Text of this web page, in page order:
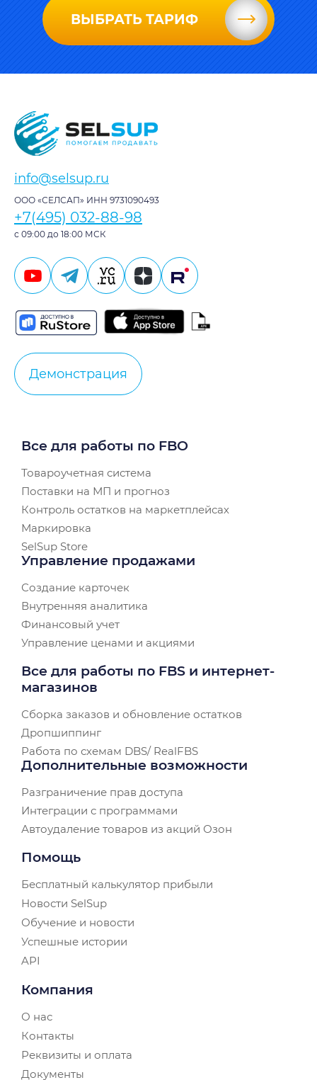
ВЫБРАТЬ ТАРИФ
info@selsup.ru
ООО «СЕЛСАП» ИНН 9731090493
+7(495) 032-88-98
с 09:00 до 18:00 МСК
Демонстрация
Все для работы по FBO
Товароучетная система
Поставки на МП и прогноз
Контроль остатков на маркетплейсах
Маркировка
SelSup Store
Управление продажами
Создание карточек
Внутренняя аналитика
Финансовый учет
Управление ценами и акциями
Все для работы по FBS и интернет-
магазинов
Сборка заказов и обновление остатков
Дропшиппинг
Работа по схемам DBS/ RealFBS
Дополнительные возможности
Разграничение прав доступа
Интеграции с программами
Автоудаление товаров из акций Озон
Помощь
Бесплатный калькулятор прибыли
Новости SelSup
Обучение и новости
Успешные истории
API
Компания
О нас
Контакты
Реквизиты и оплата
Документы